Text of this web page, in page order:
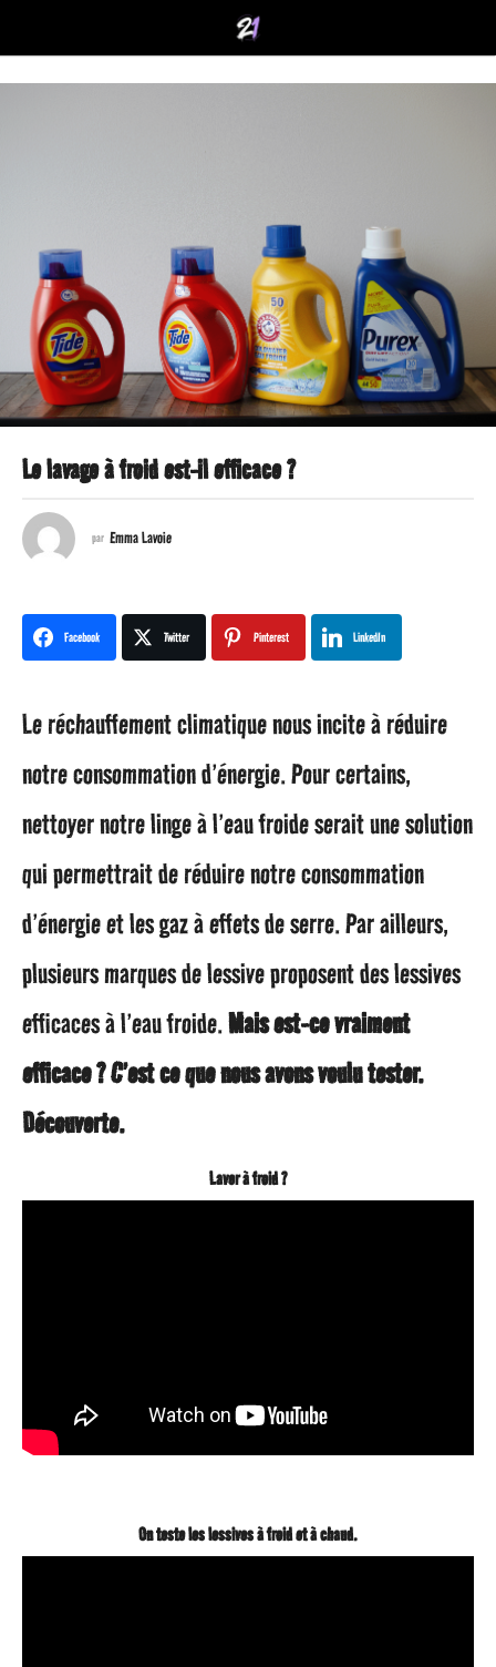
5
a
s
g
o
5
a
n
s
a
g
o
Le lavage à froid est-il efficace ?
par Emma Lavoie
Facebook Twitter Pinterest LinkedIn
Le réchauffement climatique nous incite à réduire
notre consommation d’énergie. Pour certains,
nettoyer notre linge à l’eau froide serait une solution
qui permettrait de réduire notre consommation
d’énergie et les gaz à effets de serre. Par ailleurs,
plusieurs marques de lessive proposent des lessives
efficaces à l’eau froide.Mais est-ce vraiment
efficace ? C’est ce que nous avons voulu tester.
Découverte.
Laver à froid ?
On teste les lessives à froid et à chaud.